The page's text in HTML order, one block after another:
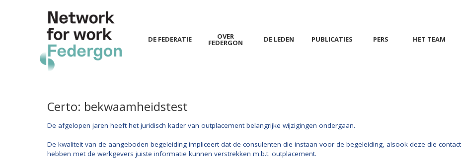
DE FEDERATIE OVER
FEDERGON DE LEDEN PUBLICATIES PERS HET TEAM
Certo: bekwaamheidstest
De afgelopen jaren heeft het juridisch kader van outplacement belangrijke wijzigingen ondergaan.
De kwaliteit van de aangeboden begeleiding impliceert dat de consulenten die instaan voor de begeleiding, alsook deze die
hebben met de werkgevers juiste informatie kunnen verstrekken m.b.t. outplacement.